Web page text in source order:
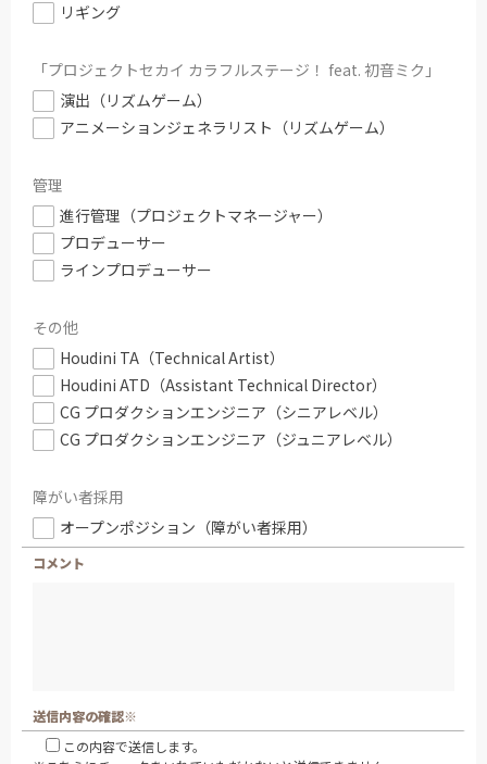
リギング
「プロジェクトセカイ カラフルステージ！ feat. 初音ミク」
演出（リズムゲーム）
アニメーションジェネラリスト（リズムゲーム）
管理
進行管理（プロジェクトマネージャー）
プロデューサー
ラインプロデューサー
その他
Houdini TA（Technical Artist）
Houdini ATD（Assistant Technical Director）
CG プロダクションエンジニア（シニアレベル）
CG プロダクションエンジニア（ジュニアレベル）
障がい者採用
オープンポジション（障がい者採用）
コメント
送信内容の確認※
この内容で送信します。